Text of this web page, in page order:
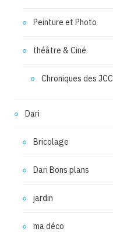
Peinture et Photo
théâtre & Ciné
Chroniques des JCC
Dari
Bricolage
Dari Bons plans
jardin
ma déco